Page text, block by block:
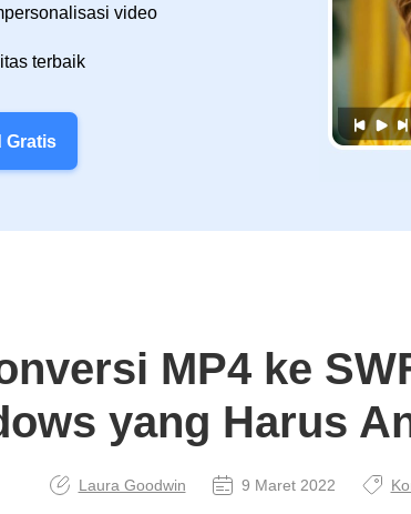
video
terbaik
Gratis
MP4 ke
yang Harus
Laura Goodwin 9 Maret 2022